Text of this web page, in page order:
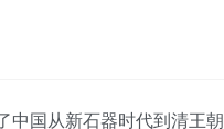
中国从新石器时代到清